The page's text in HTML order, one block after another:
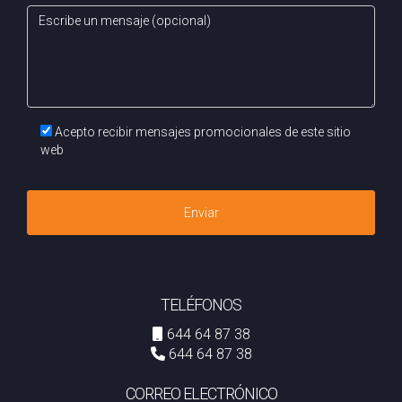
por qué ser estresante ni complicado. Con información
más detalles o necesitas asistencia personalizada durante
esta etapa importante de tu vida, no dudes en contactar a
Arantza Gomez hoy mismo. ¡Estamos aquí para ayudarte!
Si tienes dudas escríbeme por Whatsapp
Acepto recibir mensajes promocionales de este sitio
web
Enviar
TELÉFONOS
644 64 87 38
644 64 87 38
CORREO ELECTRÓNICO